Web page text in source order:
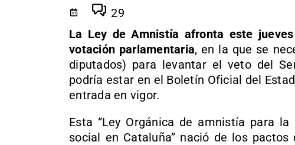
29
La Ley de Amnistía afronta este
votación parlamentaria, en la que se
diputados) para levantar el veto del
podría estar en el Boletín Oficial del
entrada en vigor.
Esta “Ley Orgánica de amnistía para
social en Cataluña” nació de los